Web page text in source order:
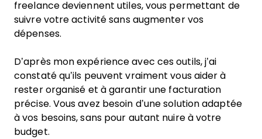
freelance deviennent utiles, vous permettant de
suivre votre activité sans augmenter vos
dépenses.
D’après mon expérience avec ces outils, j’ai
constaté qu’ils peuvent vraiment vous aider à
rester organisé et à garantir une facturation
précise. Vous avez besoin d’une solution adaptée
à vos besoins, sans pour autant nuire à votre
budget.